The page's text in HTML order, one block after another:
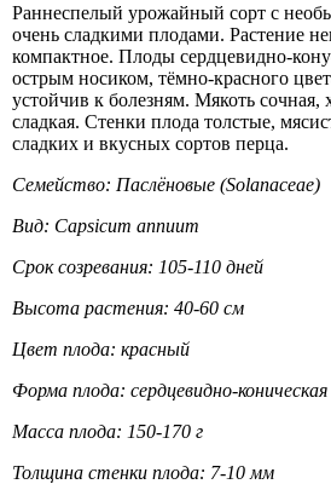
Раннеспелый урожайный сорт с
очень сладкими плодами. Растение
компактное. Плоды сердцевидно-
острым носиком, тёмно-красного
устойчив к болезням. Мякоть сочная,
сладкая. Стенки плода толстые,
сладких и вкусных сортов перца.
Семейство: Паслёновые (Solanaceae)
Вид: Capsicum annuum
Срок созревания: 105-110 дней
Высота растения: 40-60 см
Цвет плода: красный
Форма плода: сердцевидно-коническая
Масса плода: 150-170 г
Толщина стенки плода: 7-10 мм